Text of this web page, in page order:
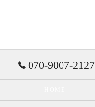
070-9007-2127